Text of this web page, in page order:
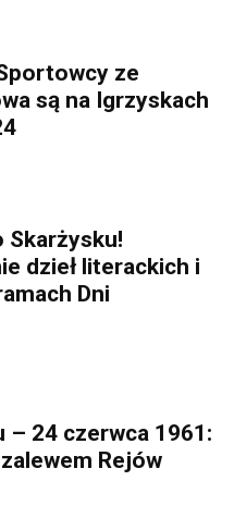
ze
są na Igrzyskach
Skarżysku!
dzieł literackich i
Dni
– 24 czerwca 1961:
Rejów